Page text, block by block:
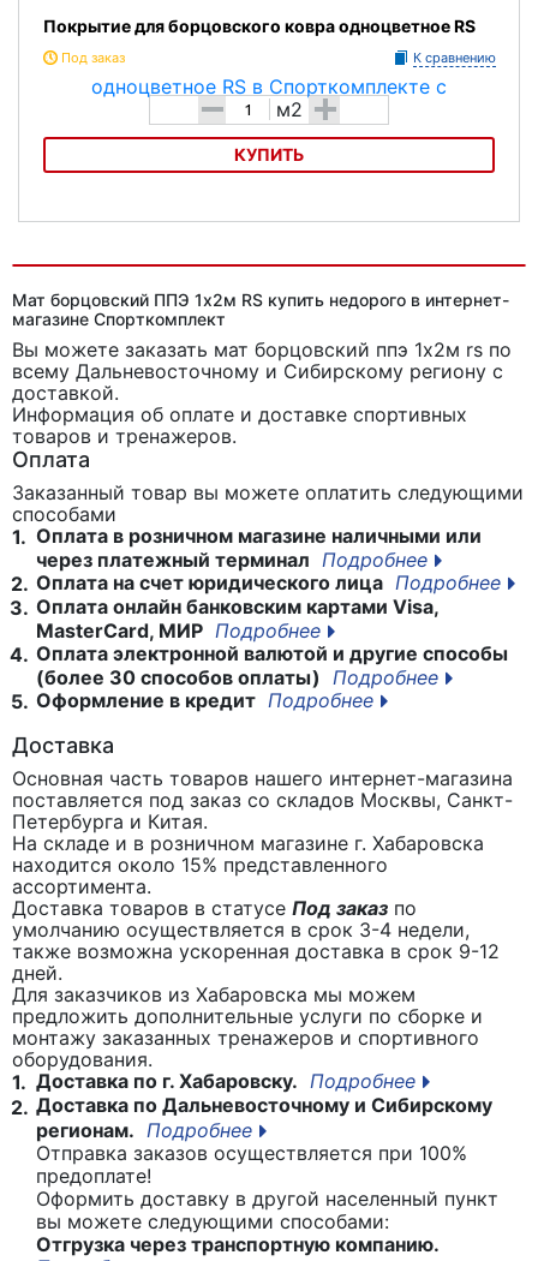
Покрытие для борцовского ковра одноцветное RS
Под заказ К сравнению
- м2 +
КУПИТЬ
Мат борцовский ППЭ 1х2м RS купить недорого в интернет-
магазине Спорткомплект
Вы можете заказать мат борцовский ппэ 1х2м rs по
всему Дальневосточному и Сибирскому региону с
доставкой.
Информация об оплате и доставке спортивных
товаров и тренажеров.
Оплата
Заказанный товар вы можете оплатить следующими
способами
1. Оплата в розничном магазине наличными или
через платежный терминал Подробнее
2. Оплата на счет юридического лица Подробнее
3. Оплата онлайн банковским картами Visa,
MasterCard, МИР Подробнее
4. Оплата электронной валютой и другие способы
(более 30 способов оплаты) Подробнее
5. Оформление в кредит Подробнее
Доставка
Основная часть товаров нашего интернет-магазина
поставляется под заказ со складов Москвы, Санкт-
Петербурга и Китая.
На складе и в розничном магазине г. Хабаровска
находится около 15% представленного
ассортимента.
Доставка товаров в статусе Под заказ по
умолчанию осуществляется в срок 3-4 недели,
также возможна ускоренная доставка в срок 9-12
дней.
Для заказчиков из Хабаровска мы можем
предложить дополнительные услуги по сборке и
монтажу заказанных тренажеров и спортивного
оборудования.
1. Доставка по г. Хабаровску. Подробнее
2. Доставка по Дальневосточному и Сибирскому
регионам. Подробнее
Отправка заказов осуществляется при 100%
предоплате!
Оформить доставку в другой населенный пункт
вы можете следующими способами:
Отгрузка через транспортную компанию.